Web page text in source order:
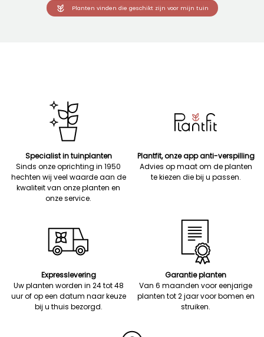
Planten vinden die geschikt zijn voor mijn tuin
Specialist in tuinplanten
Sinds onze oprichting in 1950
hechten wij veel waarde aan de
kwaliteit van onze planten en
onze service.
Plantfit, onze app anti-verspilling
Advies op maat om de planten
te kiezen die bij u passen.
Expresslevering
Uw planten worden in 24 tot 48
uur of op een datum naar keuze
bij u thuis bezorgd.
Garantie planten
Van 6 maanden voor eenjarige
planten tot 2 jaar voor bomen en
struiken.